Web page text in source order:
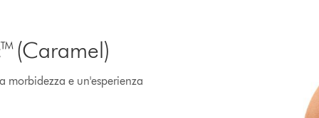
(Caramel)
morbidezza e un'esperienza